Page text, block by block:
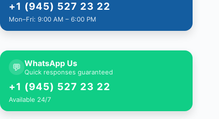
+1 (945) 527 23 22
Mon–Fri: 9:00 AM – 6:00 PM
💬 WhatsApp Us
Quick responses guaranteed
+1 (945) 527 23 22
Available 24/7